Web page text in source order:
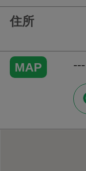
住所
MAP ---